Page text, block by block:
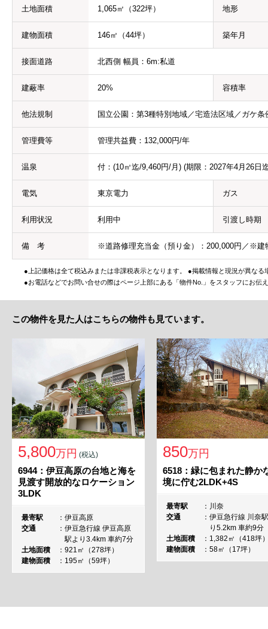
土地面積 1,065㎡（322坪） 地形
建物面積 146㎡（44坪） 築年月
接面道路 北西側 幅員：6m:私道
建蔽率 20% 容積率
他法規制 国立公園：第3種特別地域／宅造法区域／ガケ条
管理費等 管理共益費：132,000円/年
温泉 付：(10㎥迄/9,460円/月) (期限：2027年4月26日
電気 東京電力 ガス
利用状況 利用中 引渡し時期
備 考 ※道路修理充当金（預り金）：200,000円／※建
●上記価格は全て税込みまたは非課税表示となります。 ●掲載情報と現況が異なる
●お電話などでお問い合せの際はページ上部にある「物件No.」をスタッフにお伝
この物件を見た人はこちらの物件も見ています。
5,800万円 (税込)
6944：伊豆高原の台地と海を
見渡す開放的なロケーション
3LDK
最寄駅
伊豆高原
交通
伊豆急行線 伊豆高原
駅より3.4km 車約7分
土地面積
921㎡（278坪）
建物面積
195㎡（59坪）
850万円
6518：緑に包まれた静か
境に佇む2LDK+4S
最寄駅
川奈
交通
伊豆急行線 川奈
り5.2km 車約9分
土地面積
1,382㎡（418坪
建物面積
58㎡（17坪）